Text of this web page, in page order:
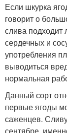
Если шкурка
говорит о
слива
сердечных и
употребления
выводиться
нормальная
Данный сорт
первые ягоды
саженцев.
сентябре,